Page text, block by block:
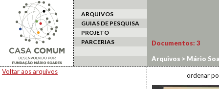
ARQUIVOS
GUIAS DE PESQUISA
PROJETO
PARCERIAS
Voltar aos arquivos
Documentos: 3
Arquivos > Mário
ordenar